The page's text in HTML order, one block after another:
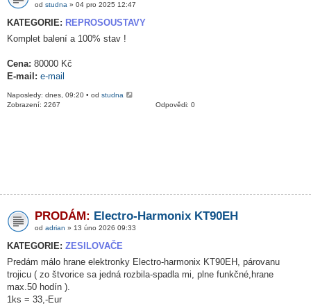
od studna » 04 pro 2025 12:47
KATEGORIE: REPROSOUSTAVY
Komplet balení a 100% stav !
Cena: 80000 Kč
E-mail: e-mail
Naposledy: dnes, 09:20 • od studna
Odpovědi: 0
Zobrazení: 2267
PRODÁM: Electro-Harmonix KT90EH
od adrian » 13 úno 2026 09:33
KATEGORIE: ZESILOVAČE
Predám málo hrane elektronky Electro-harmonix KT90EH, párovanu
trojicu ( zo štvorice sa jedná rozbila-spadla mi, plne funkčné,hrane
max.50 hodín ).
1ks = 33,-Eur